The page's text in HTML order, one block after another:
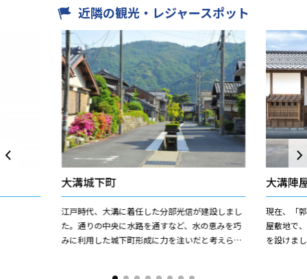
近隣の観光・レジャースポット
大溝城下町
江戸時代、大溝に着任した分部光信が建設しまし
た。通りの中央に水路を通すなど、水の恵みを巧
みに利用した城下町形成に力を注いだと考えられ
大溝陣
現在、「
屋敷地で
を設けま